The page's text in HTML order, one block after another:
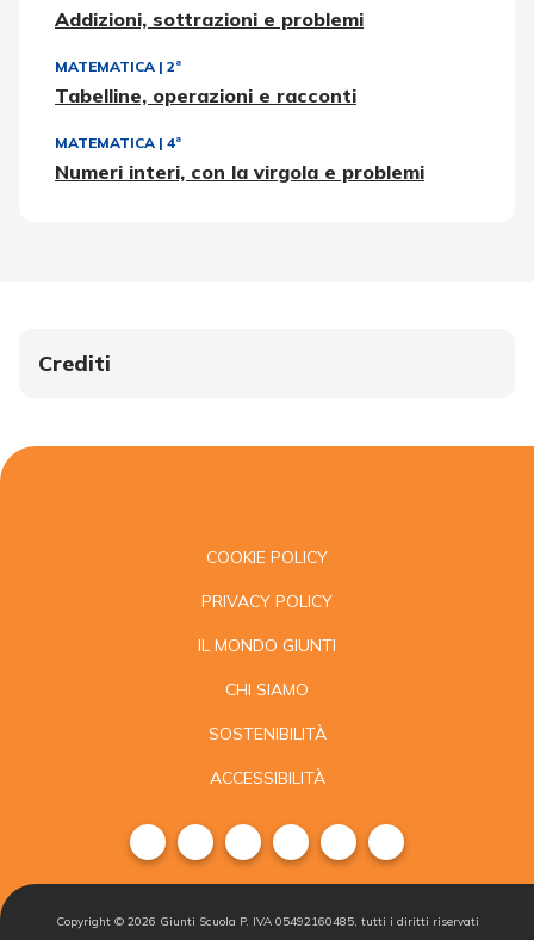
Addizioni, sottrazioni e problemi
MATEMATICA | 2ª
Tabelline, operazioni e racconti
MATEMATICA | 4ª
Numeri interi, con la virgola e problemi
Crediti
COOKIE POLICY
PRIVACY POLICY
IL MONDO GIUNTI
CHI SIAMO
SOSTENIBILITÀ
ACCESSIBILITÀ
Copyright © 2026 Giunti Scuola P. IVA 05492160485, tutti i diritti riservati